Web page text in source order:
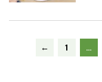
← 1 …